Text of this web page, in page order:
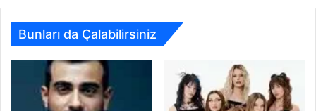
Bunları da Çalabilirsiniz